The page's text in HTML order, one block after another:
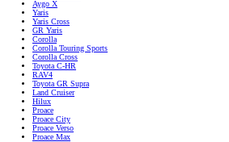
Aygo X
Yaris
Yaris Cross
GR Yaris
Corolla
Corolla Touring Sports
Corolla Cross
Toyota C-HR
RAV4
Toyota GR Supra
Land Cruiser
Hilux
Proace
Proace City
Proace Verso
Proace Max